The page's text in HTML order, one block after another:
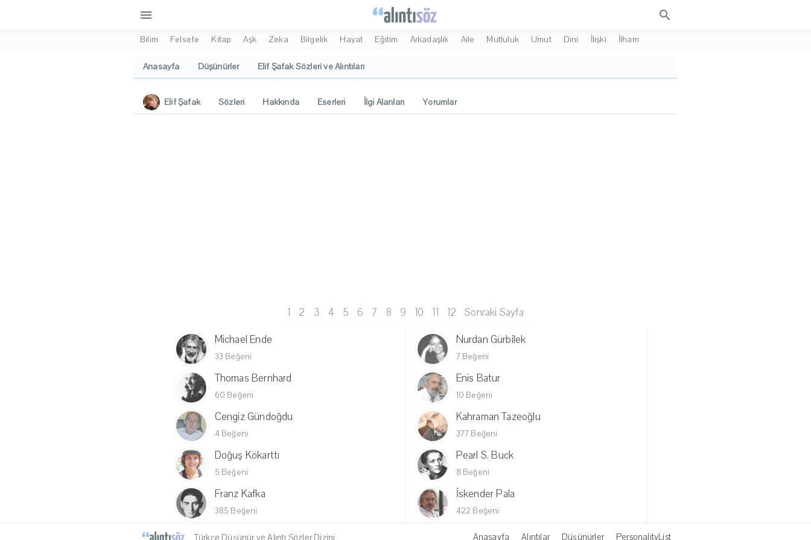
menu search
Bilim Felsefe Kitap Aşk Zeka Bilgelik Hayat Eğitim Arkadaşlık Aile Mutluluk Umut Dini İlişki İlham
Anasayfa Düşünürler Elif Şafak Sözleri ve Alıntıları
Elif Şafak Sözleri Hakkında Eserleri İlgi Alanları Yorumlar
1 2 3 4 5 6 7 8 9 10 11 12
Sonraki Sayfa
Michael Ende
33 Beğeni
Nurdan Gürbilek
7 Beğeni
Thomas Bernhard
60 Beğeni
Enis Batur
10 Beğeni
Cengiz Gündoğdu
4 Beğeni
Kahraman Tazeoğlu
377 Beğeni
Doğuş Kökarttı
5 Beğeni
Pearl S. Buck
8 Beğeni
Franz Kafka
385 Beğeni
İskender Pala
422 Beğeni
Türkçe Düşünür ve Alıntı Sözler Dizini Anasayfa Alıntılar Düşünürler PersonalityList